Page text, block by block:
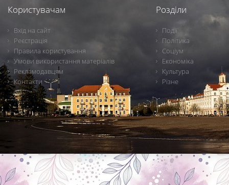
Користувачам
Вхід на сайт
Реєстрація
Правила користування
Умови використання матеріалів
Рекламодавцям
Контакти
Розділи
Події
Політика
Соціум
Економіка
Культура
Різне
Новини Чернігова, Чернігівські новини, Чернігівський формат, новини Чернігова, події в Чернігові: політика, економіка, аналітика, культура, відеоновини, екологія, спортивний Чернігів, туризм, Чернігів